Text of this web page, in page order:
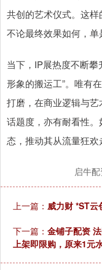
共创的艺术仪式。这
不论最终效果如何，单
当下，IP展热度不断
形象的搬运工”。唯有
打磨，在商业逻辑与
话题度，亦有耐看性
态，推动其从流量狂欢
启牛
上一篇： 威力财 *ST云
下一篇： 金铺子配资
上架即限购，原来1元